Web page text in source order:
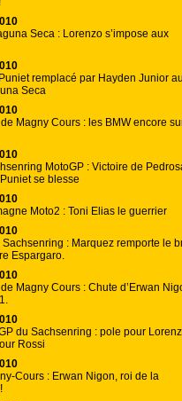
Seca : Lorenzo s’impose aux
remplacé par Hayden Junior au
Seca
Magny Cours : les BMW encore
MotoGP : Victoire de
se blesse
Moto2 : Toni Elias le guerrier
Sachsenring : Marquez remporte le
Espargaro.
Magny Cours : Chute d’Erwan
du Sachsenring : pole pour
Rossi
Cours : Erwan Nigon, roi de la